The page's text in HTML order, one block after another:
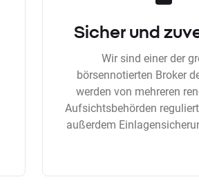
Sicher und
Wir sind einer der
börsennotierten Broker
werden von mehreren
Aufsichtsbehörden
außerdem